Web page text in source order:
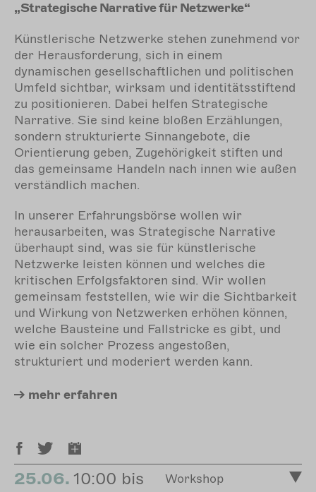
„Strategische Narrative für Netzwerke“
Künstlerische Netzwerke stehen zunehmend vor
der Herausforderung, sich in einem
dynamischen gesellschaftlichen und politischen
Umfeld sichtbar, wirksam und identitätsstiftend
zu positionieren. Dabei helfen Strategische
Narrative. Sie sind keine bloßen Erzählungen,
sondern strukturierte Sinnangebote, die
Orientierung geben, Zugehörigkeit stiften und
das gemeinsame Handeln nach innen wie außen
verständlich machen.
In unserer Erfahrungsbörse wollen wir
herausarbeiten, was Strategische Narrative
überhaupt sind, was sie für künstlerische
Netzwerke leisten können und welches die
kritischen Erfolgsfaktoren sind. Wir wollen
gemeinsam feststellen, wie wir die Sichtbarkeit
und Wirkung von Netzwerken erhöhen können,
welche Bausteine und Fallstricke es gibt, und
wie ein solcher Prozess angestoßen,
strukturiert und moderiert werden kann.
mehr erfahren
25.06. 10:00 bis
Workshop